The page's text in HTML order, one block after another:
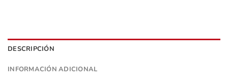
DESCRIPCIÓN
INFORMACIÓN ADICIONAL